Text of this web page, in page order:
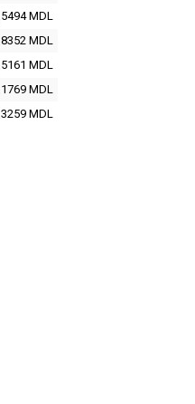
MDL
MDL
MDL
MDL
MDL